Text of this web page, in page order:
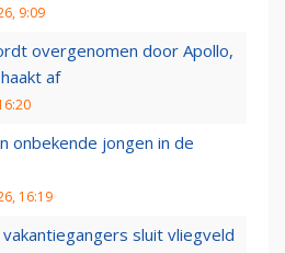
9:09
overgenomen door Apollo,
af
onbekende jongen in de
16:19
sluit vliegveld